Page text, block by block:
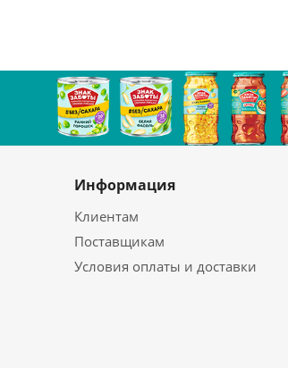
Информация
Клиентам
Поставщикам
Условия оплаты и доставки